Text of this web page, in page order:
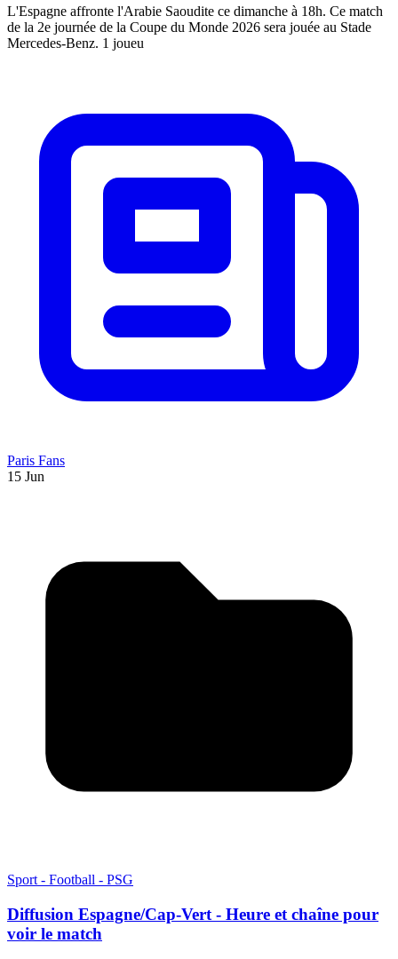
L'Espagne affronte l'Arabie Saoudite ce dimanche à 18h. Ce match
de la 2e journée de la Coupe du Monde 2026 sera jouée au Stade
Mercedes-Benz. 1 joueu
Paris Fans
15 Jun
Sport - Football - PSG
Diffusion Espagne/Cap-Vert - Heure et chaîne pour
voir le match